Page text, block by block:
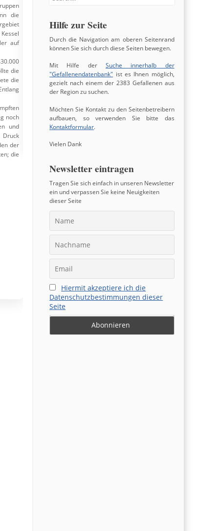
die
auf
die
die
noch
und
der
die
Bei Amazon ansehen
Bewertung:0/5 (0) 0 /
0
Deine Wertung:
2 5★
Empfehlung:
Kategorien: Fachbuch
Hilfe zur Seite
Durch die Navigation am oberen Seitenrand
können Sie sich durch diese Seiten bewegen.
Mit Hilfe derSuche innerhalb der
"Gefallenendatenbank" ist es Ihnen möglich,
gezielt nach einem der 2383 Gefallenen aus
der Region zu suchen.
Möchten Sie Kontakt zu den Seitenbetreibern
aufbauen, so verwenden Sie bitte das
Kontaktformular.
Vielen Dank
Newsletter eintragen
Tragen Sie sich einfach in unseren Newsletter
ein und verpassen Sie keine Neuigkeiten
dieser Seite
Hiermit akzeptiere ich die
Datenschutzbestimmungen dieser
Seite